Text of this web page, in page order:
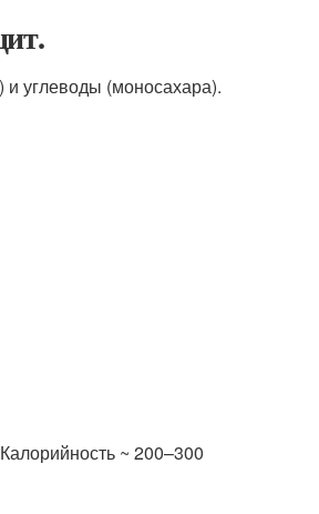
углеводы (моносахара).
~ 200–300